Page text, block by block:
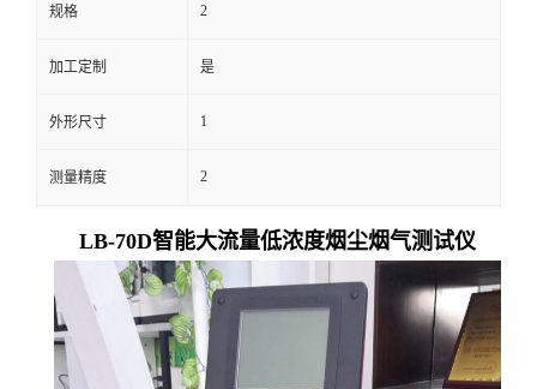
规格 2
加工定制 是
外形尺寸 1
测量精度 2
LB-70D智能大流量低浓度烟尘烟气测试仪